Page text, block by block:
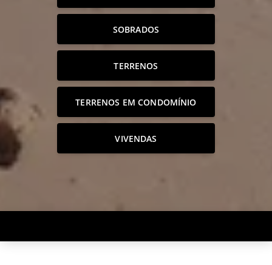
SOBRADOS
TERRENOS
TERRENOS EM CONDOMÍNIO
VIVENDAS